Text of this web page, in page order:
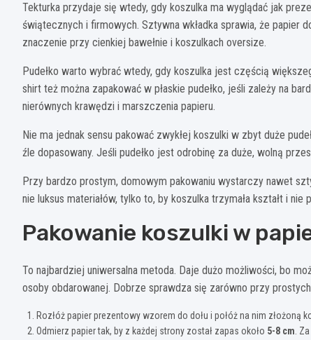
Tekturka przydaje się wtedy, gdy koszulka ma wyglądać jak
świątecznych i firmowych. Sztywna wkładka sprawia, że papier
znaczenie przy cienkiej bawełnie i koszulkach oversize.
Pudełko warto wybrać wtedy, gdy koszulka jest częścią
shirt też można zapakować w płaskie pudełko, jeśli zależy na
nierównych krawędzi i marszczenia papieru.
Nie ma jednak sensu pakować zwykłej koszulki w zbyt duże
źle dopasowany. Jeśli pudełko jest odrobinę za duże, wolną
Przy bardzo prostym, domowym pakowaniu wystarczy nawet
nie luksus materiałów, tylko to, by koszulka trzymała kształt i
Pakowanie koszulki w
To najbardziej uniwersalna metoda. Daje dużo możliwości, bo
osoby obdarowanej. Dobrze sprawdza się zarówno przy
Rozłóż papier prezentowy wzorem do dołu i połóż na nim złożoną
Odmierz papier tak, by z każdej strony został zapas około 5-8 cm.